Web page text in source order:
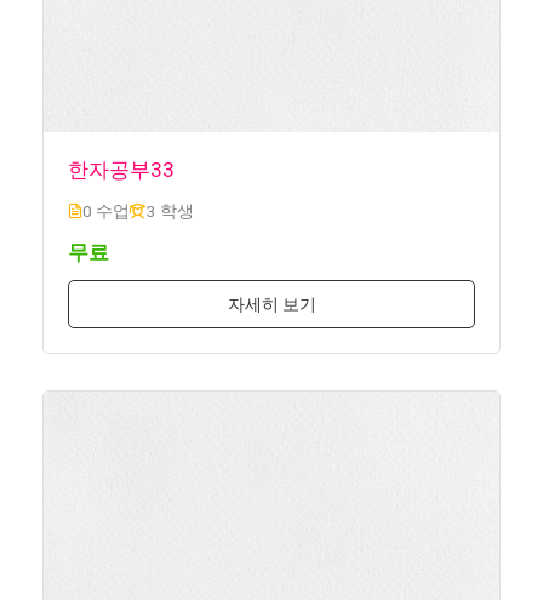
한자공부33
0 수업 3 학생
무료
자세히 보기